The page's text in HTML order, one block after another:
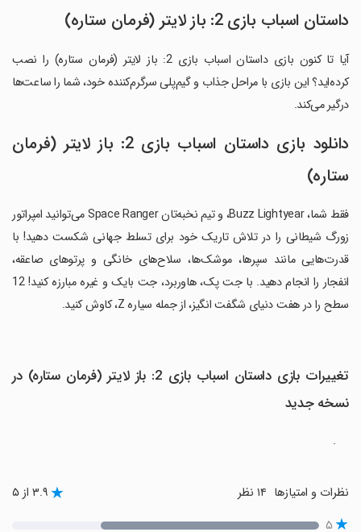
داستان اسباب بازی 2: باز لایتر (فرمان ستاره)
آیا تا کنون بازی داستان اسباب بازی 2: باز لایتر (فرمان ستاره) را نصب
کرده‌اید؟ این بازی با مراحل جذاب و گیم‌پلی سرگرم‌کننده خود، شما را ساعت‌ها
درگیر می‌کند.
دانلود بازی داستان اسباب بازی 2: باز لایتر (فرمان
ستاره)
فقط شما، Buzz Lightyear، و تیم نخبه‌تان Space Ranger می‌توانید امپراتور
زورگ شیطانی را در تلاش تاریک خود برای تسلط جهانی شکست دهید! با
قدرت‌هایی مانند سپرها، موشک‌ها، سلاح‌های خانگی و پرتوهای صاعقه،
انفجار را انجام دهید. با جت پک، هاوربرد، جت بایک و غیره مبارزه کنید! 12
سطح را در هفت دنیای شگفت انگیز، از جمله سیاره Z، کاوش کنید.
تغییرات بازی داستان اسباب بازی 2: باز لایتر (فرمان ستاره) در
نسخه جدید
.
نظرات و امتیازها ۳.۹ از ۵
۵